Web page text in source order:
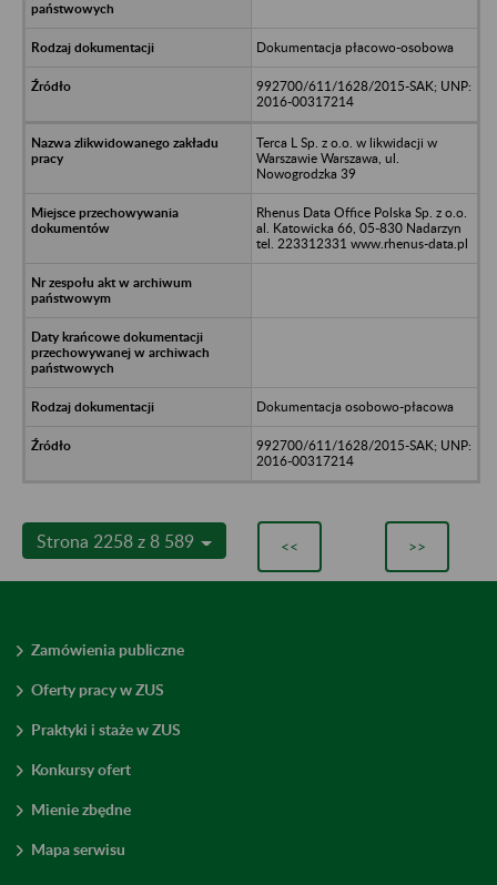
Dokumentacja płacowo-osobowa
992700/611/1628/2015-SAK; UNP:
2016-00317214
Terca L Sp. z o.o. w likwidacji w
Warszawie Warszawa, ul.
Nowogrodzka 39
Rhenus Data Office Polska Sp. z o.o.
al. Katowicka 66, 05-830 Nadarzyn
tel. 223312331 www.rhenus-data.pl
Dokumentacja osobowo-płacowa
992700/611/1628/2015-SAK; UNP:
2016-00317214
Strona 2258 z 8 589 << >>
Zamówienia publiczne
Oferty pracy w ZUS
Praktyki i staże w ZUS
Konkursy ofert
Mienie zbędne
Mapa serwisu